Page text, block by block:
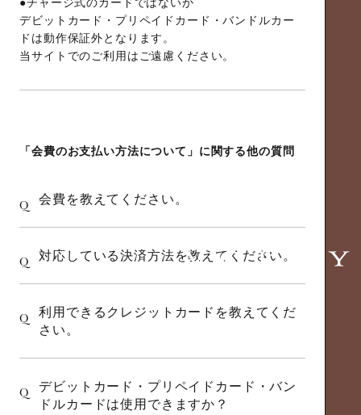
デビットカード・プリペイドカード・バンドルカー
ドは動作保証外となります。
当サイトでのご利用はご遠慮ください。
「会費のお支払い方法について」に関する他の質問
Q 会費を教えてください。
Q 対応している決済方法を教えてください。
Q
利用できるクレジットカードを教えてくだ
さい。
Q
デビットカード・プリペイドカード・バン
ドルカードは使用できますか？